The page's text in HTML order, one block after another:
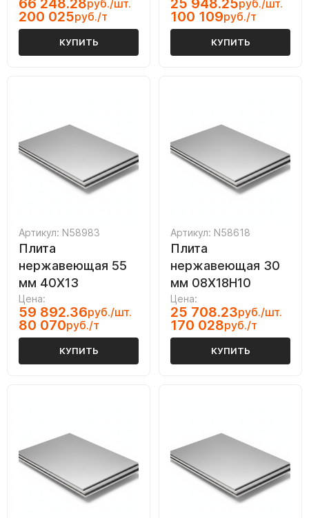
66 248.28руб./шт.
200 025руб./т
КУПИТЬ
25 948.25руб./шт.
100 109руб./т
КУПИТЬ
Артикул: N58983
Плита
нержавеющая 55
мм 40Х13
Цена:
59 892.36руб./шт.
80 070руб./т
КУПИТЬ
Артикул: N58618
Плита
нержавеющая 30
мм 08Х18Н10
Цена:
25 708.23руб./шт.
170 028руб./т
КУПИТЬ